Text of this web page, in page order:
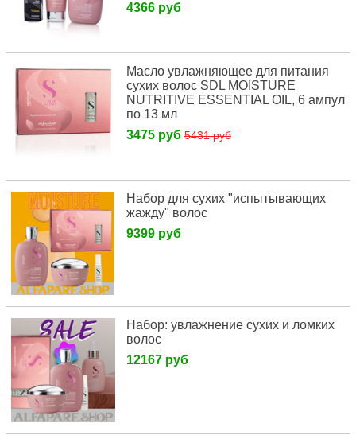
4366 руб
Масло увлажняющее для питания
сухих волос SDL MOISTURE
NUTRITIVE ESSENTIAL OIL, 6 ампул
по 13 мл
3475 руб5431 руб
Набор для сухих "испытывающих
жажду" волос
9399 руб
Набор: увлажнение сухих и ломких
волос
12167 руб